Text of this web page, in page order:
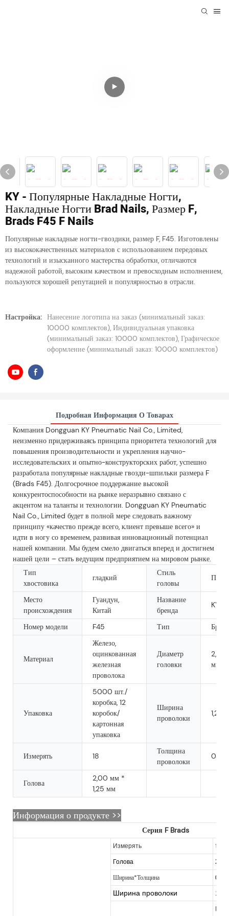
KY - Популярные Накладные Ногти,
Накладные Ногти Brad Nails, Размер F,
Brads F45 F Nails
Популярные накладные ногти-гвоздики, размер F, F45. Изготовлены
из высококачественных материалов с использованием передовых
технологий и изысканного мастерства обработки, отличаются
надежной работой, высоким качеством и превосходным исполнением,
пользуются хорошей репутацией и популярностью в отрасли.
Настройка: Нанесение логотипа на заказ (минимальный заказ:
10000 комплектов), Индивидуальная упаковка
(минимальный заказ: 10000 комплектов), Графическое
оформление (минимальный заказ: 10000 комплектов)
Подробная Информация О Товарах
Компания Dongguan KY Pneumatic Nail Co., Limited,
неизменно придерживаясь принципа приоритета технологий для
повышения производительности и укрепления научно-
исследовательских и опытно-конструкторских работ, успешно
разработала популярные накладные гвозди-шпильки размера F
(Brads F45). Долгосрочное поддержание высокой
конкурентоспособности на рынке неразрывно связано с
акцентом на таланты и технологии. Dongguan KY Pneumatic
Nail Co., Limited будет в полной мере следовать важному
принципу «качество прежде всего, клиент превыше всего» и
идти в ногу со временем, развивая инновационный потенциал
нашей компании. Мы будем смело двигаться вперед и достигнем
нашей цели – стать ведущим предприятием на мировом рынке.
Тип
хвостовика
гладкий
Стиль
головы
Место
происхождения
Гуандун,
Китай
Название
бренда
KY/
Номер модели F45 Тип Брэд
Материал
Железо,
оцинкованная
железная
проволока
Диаметр
головки
2,0
мм
Упаковка
5000 шт./
коробка, 12
коробок/
картонная
упаковка
Ширина
проволоки
1,25
Измерять 18
Толщина
проволоки
0,98
Голова
2,00 мм *
1,25 мм
Информация о продукте >>
Серия F Brads
Измерять 18
Голова
Ширина*Толщина
Ширина проволоки
В